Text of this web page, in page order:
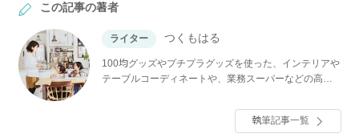
この記事の著者
ライター つくもはる
100均グッズやプチプラグッズを使った、インテリアや
テーブルコーディネートや、業務スーパーなどの高コ
23年、業務スーパー歴15年でパトロールが習慣。夫と
子ども3人と暮らす、 ズボラ・節約レシピ好きの主婦で
執筆記事一覧